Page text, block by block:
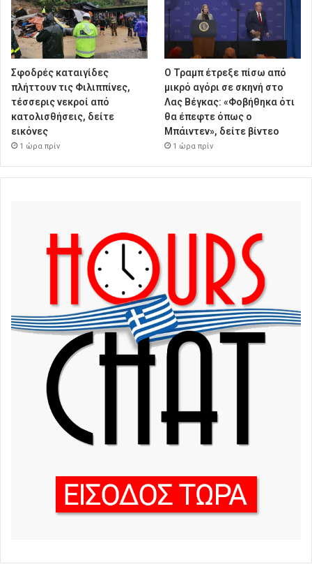
Σφοδρές καταιγίδες
πλήττουν τις Φιλιππίνες,
τέσσερις νεκροί από
κατολισθήσεις, δείτε
εικόνες
1 ώρα πρίν
Ο Τραμπ έτρεξε πίσω από
μικρό αγόρι σε σκηνή στο
Λας Βέγκας: «Φοβήθηκα ότι
θα έπεφτε όπως ο
Μπάιντεν», δείτε βίντεο
1 ώρα πρίν